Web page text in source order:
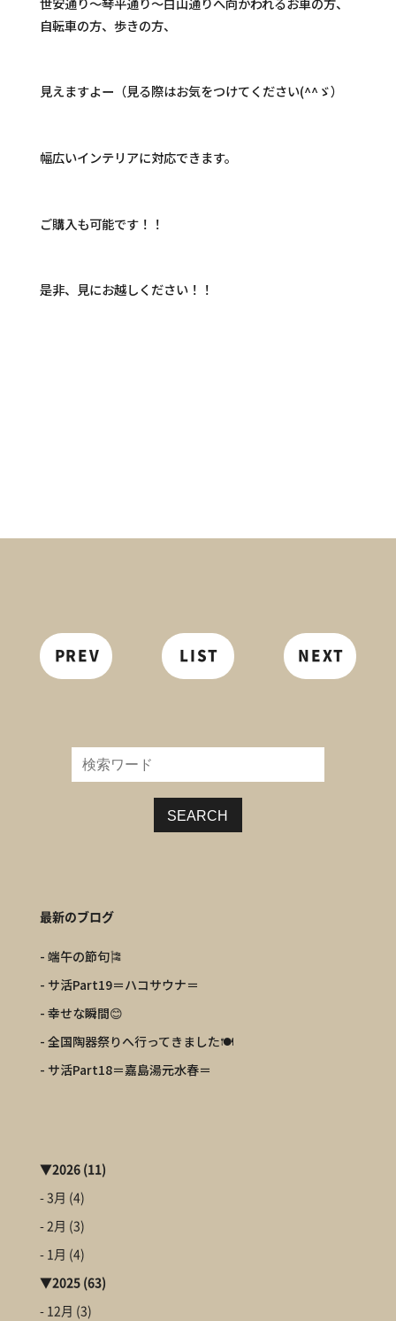
自転車の方、歩きの方、
見えますよー（見る際はお気をつけてください(^^ゞ）
幅広いインテリアに対応できます。
ご購入も可能です！！
是非、見にお越しください！！
SEARCH
最新のブログ
- 端午の節句🎏
- サ活Part19＝ハコサウナ＝
- 幸せな瞬間😊
- 全国陶器祭りへ行ってきました🍽️
- サ活Part18＝嘉島湯元水春＝
▼2026(11)
- 3月 (4)
- 2月 (3)
- 1月 (4)
▼2025(63)
- 12月 (3)
PREV LIST NEXT